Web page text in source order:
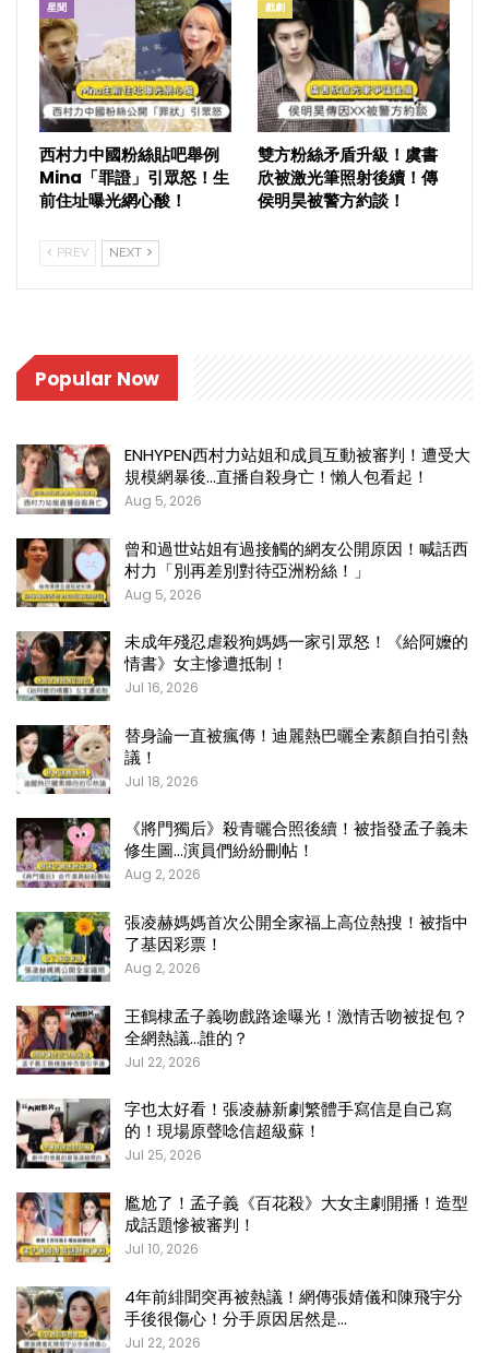
星聞
西村力中國粉絲貼吧舉例
Mina「罪證」引眾怒！生
前住址曝光網心酸！
戲劇
雙方粉絲矛盾升級！虞書
欣被激光筆照射後續！傳
侯明昊被警方約談！
PREV NEXT
Popular Now
ENHYPEN西村力站姐和成員互動被審判！遭受大
規模網暴後…直播自殺身亡！懶人包看起！
Aug 5, 2026
曾和過世站姐有過接觸的網友公開原因！喊話西
村力「別再差別對待亞洲粉絲！」
Aug 5, 2026
未成年殘忍虐殺狗媽媽一家引眾怒！《給阿嬤的
情書》女主慘遭抵制！
Jul 16, 2026
替身論一直被瘋傳！迪麗熱巴曬全素顏自拍引熱
議！
Jul 18, 2026
《將門獨后》殺青曬合照後續！被指發孟子義未
修生圖…演員們紛紛刪帖！
Aug 2, 2026
張凌赫媽媽首次公開全家福上高位熱搜！被指中
了基因彩票！
Aug 2, 2026
王鶴棣孟子義吻戲路途曝光！激情舌吻被捉包？
全網熱議…誰的？
Jul 22, 2026
字也太好看！張凌赫新劇繁體手寫信是自己寫
的！現場原聲唸信超級蘇！
Jul 25, 2026
尷尬了！孟子義《百花殺》大女主劇開播！造型
成話題慘被審判！
Jul 10, 2026
4年前緋聞突再被熱議！網傳張婧儀和陳飛宇分
手後很傷心！分手原因居然是…
Jul 22, 2026